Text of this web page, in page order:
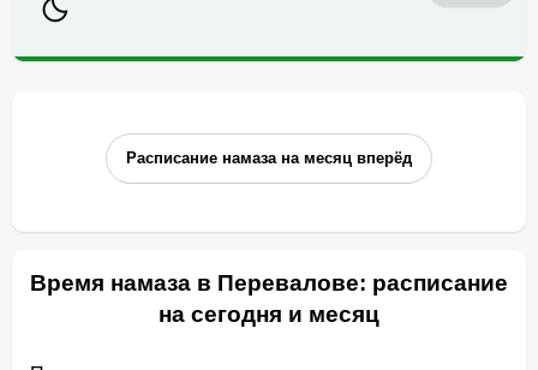
Расписание намаза на месяц вперёд
Время намаза в Перевалове: расписание
на сегодня и месяц